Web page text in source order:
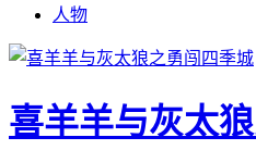
人物
喜羊羊与灰太